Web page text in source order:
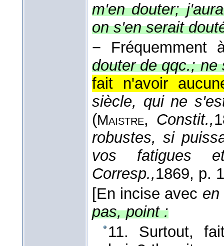
m'en douter;
on s'en serait
−
douter de qqc.; ne
fait n'avoir
siècle, qui ne
(Maistre, Constit.,
robustes, si
vos fatigues
Corresp.,1869, p.
[En incise avec en
pas, point :
11. Surtout,